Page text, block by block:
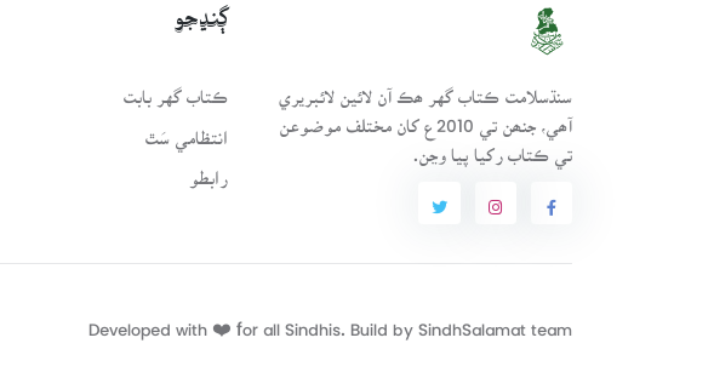
سنڌسلامت ڪتاب گهر ھڪ آن لائين لائبريري
آھي، جنھن تي 2010ع کان مختلف موضوعن
تي ڪتاب رکيا پيا وڃن.
ڳنڍجو
ڪتاب گهر بابت
انتظامي سَٿ
رابطو
Developed with ❤️ for all Sindhis. Build by SindhSalamat